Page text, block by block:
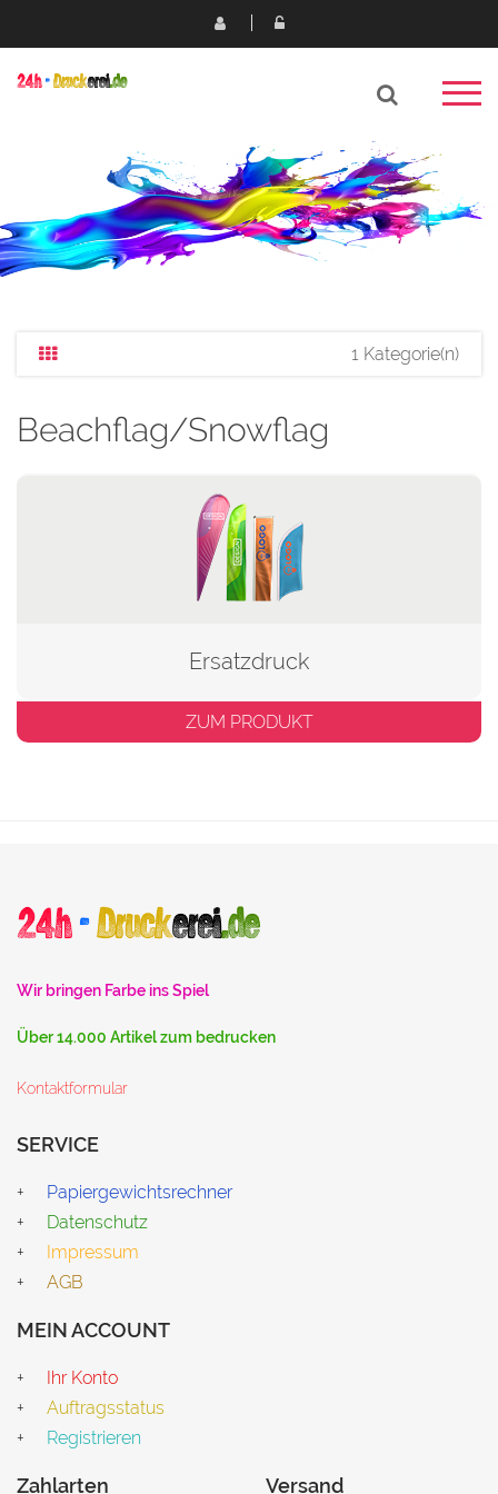
1 Kategorie(n)
Beachflag/Snowflag
Ersatzdruck
ZUM PRODUKT
Wir bringen Farbe ins Spiel
Über 14.000 Artikel zum bedrucken
Kontaktformular
SERVICE
Papiergewichtsrechner
Datenschutz
Impressum
AGB
MEIN ACCOUNT
Ihr Konto
Auftragsstatus
Registrieren
Zahlarten Versand